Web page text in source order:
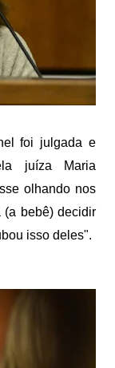
foi julgada e
juíza Maria
olhando nos
(a bebê) decidir
isso deles".